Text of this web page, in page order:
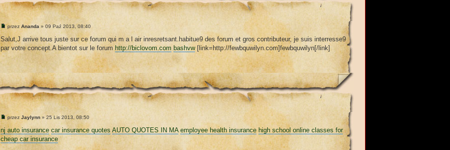
przezAnanda » 09 Paź 2013, 08:40
Salut,J arrive tous juste sur ce forum qui m a l air inresretsant.habitue9 des forum et gros contributeur, je suis interresse9
par votre concept.A bientot sur le forumhttp://biclovom.com bashvw[link=http://fewbquwilyn.com]fewbquwilyn[/link]
przezJaylynn » 25 Lis 2013, 08:50
nj auto insurance car insurance quotes AUTO QUOTES IN MA employee health insurance high school online classes for
cheap car insurance